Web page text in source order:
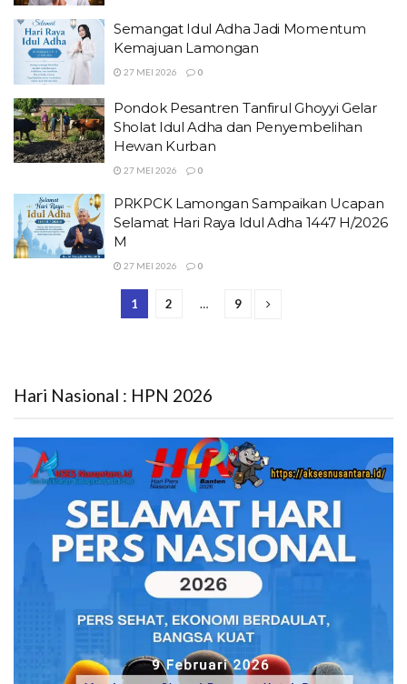
Semangat Idul Adha Jadi Momentum
Kemajuan Lamongan
27 MEI 2026 0
Pondok Pesantren Tanfirul Ghoyyi Gelar
Sholat Idul Adha dan Penyembelihan
Hewan Kurban
27 MEI 2026 0
PRKPCK Lamongan Sampaikan Ucapan
Selamat Hari Raya Idul Adha 1447 H/2026
M
27 MEI 2026 0
1 2 … 9
Hari Nasional : HPN 2026